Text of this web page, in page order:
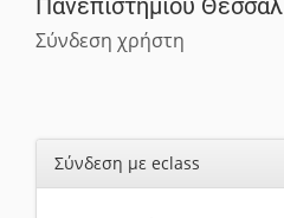
Πανεπιστημίου
Σύνδεση χρήστη
Σύνδεση με eclass